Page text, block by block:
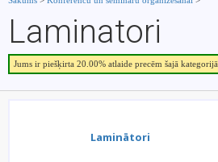
Laminatori
Jums ir piešķirta 20.00% atlaide precēm šajā kategorijā.
Laminātori